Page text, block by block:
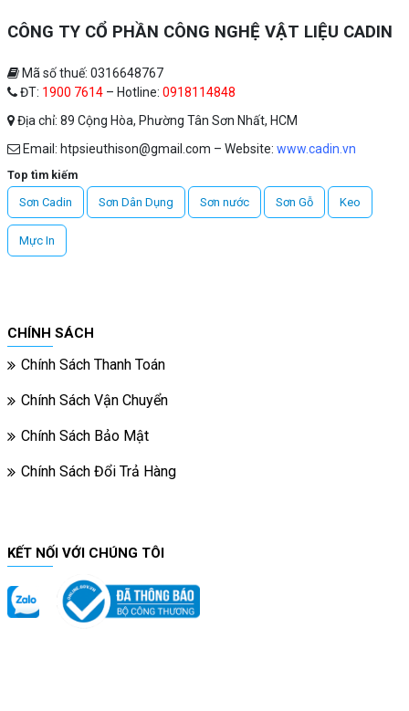
CÔNG TY CỔ PHẦN CÔNG NGHỆ VẬT LIỆU CADIN
Mã số thuế: 0316648767
ĐT: 1900 7614 – Hotline: 0918114848
Địa chỉ: 89 Cộng Hòa, Phường Tân Sơn Nhất, HCM
Email: htpsieuthison@gmail.com – Website: www.cadin.vn
Top tìm kiếm
Sơn Cadin
Sơn Dân Dụng Sơn nước Sơn Gỗ Keo
Mực In
CHÍNH SÁCH
Chính Sách Thanh Toán
Chính Sách Vận Chuyển
Chính Sách Bảo Mật
Chính Sách Đổi Trả Hàng
KẾT NỐI VỚI CHÚNG TÔI